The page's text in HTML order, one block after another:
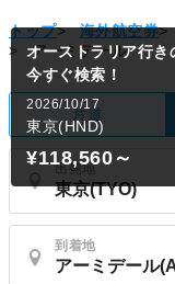
トップ> 海外航空券>
>
アーミデール
片道
出発地
到着地
オーストラリア行き
今すぐ検索！
2026/10/17
東京(HND)
¥118,560～